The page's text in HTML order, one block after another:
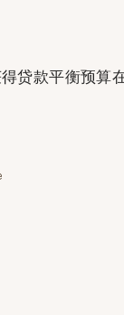
贷款平衡预算